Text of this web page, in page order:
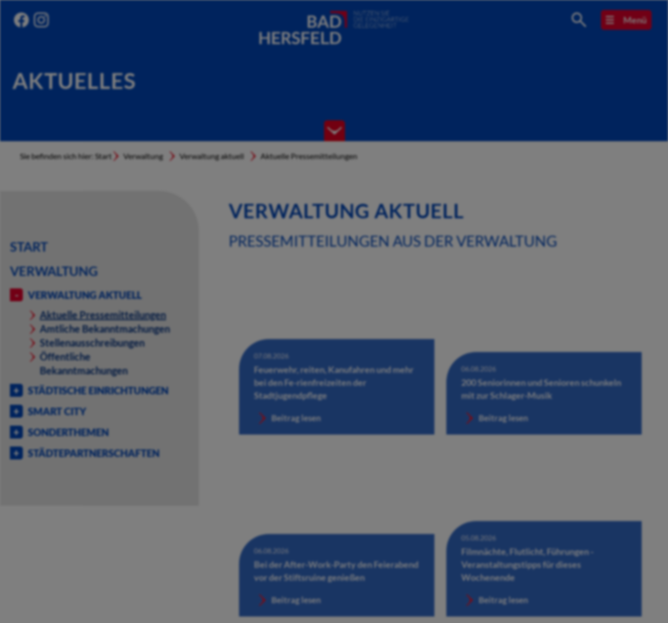
Menü
AKTUELLES
Sie befinden sich hier: Start Verwaltung Verwaltung aktuell Aktuelle Pressemitteilungen
START
VERWALTUNG
VERWALTUNG AKTUELL
Aktuelle Pressemitteilungen
Amtliche Bekanntmachungen
Stellenausschreibungen
Öffentliche
Bekanntmachungen
STÄDTISCHE EINRICHTUNGEN
SMART CITY
SONDERTHEMEN
STÄDTEPARTNERSCHAFTEN
VERWALTUNG AKTUELL
PRESSEMITTEILUNGEN AUS DER VERWALTUNG
07.08.2026
Feuerwehr, reiten, Kanufahren und mehr
bei den Fe-rienfreizeiten der
Stadtjugendpflege
Beitrag lesen
06.08.2026
200 Seniorinnen und Senioren schunkeln
mit zur Schlager-Musik
Beitrag lesen
06.08.2026
Bei der After-Work-Party den Feierabend
vor der Stiftsruine genießen
Beitrag lesen
05.08.2026
Filmnächte, Flutlicht, Führungen -
Veranstaltungstipps für dieses
Wochenende
Beitrag lesen